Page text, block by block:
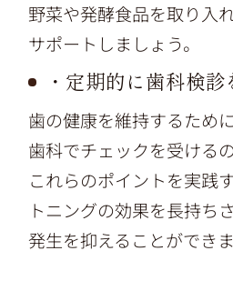
野菜や発酵食品を取り入
サポートしましょう。
・定期的に歯科検診
歯の健康を維持するため
歯科でチェックを受ける
これらのポイントを実践
トニングの効果を長持ち
発生を抑えることができま